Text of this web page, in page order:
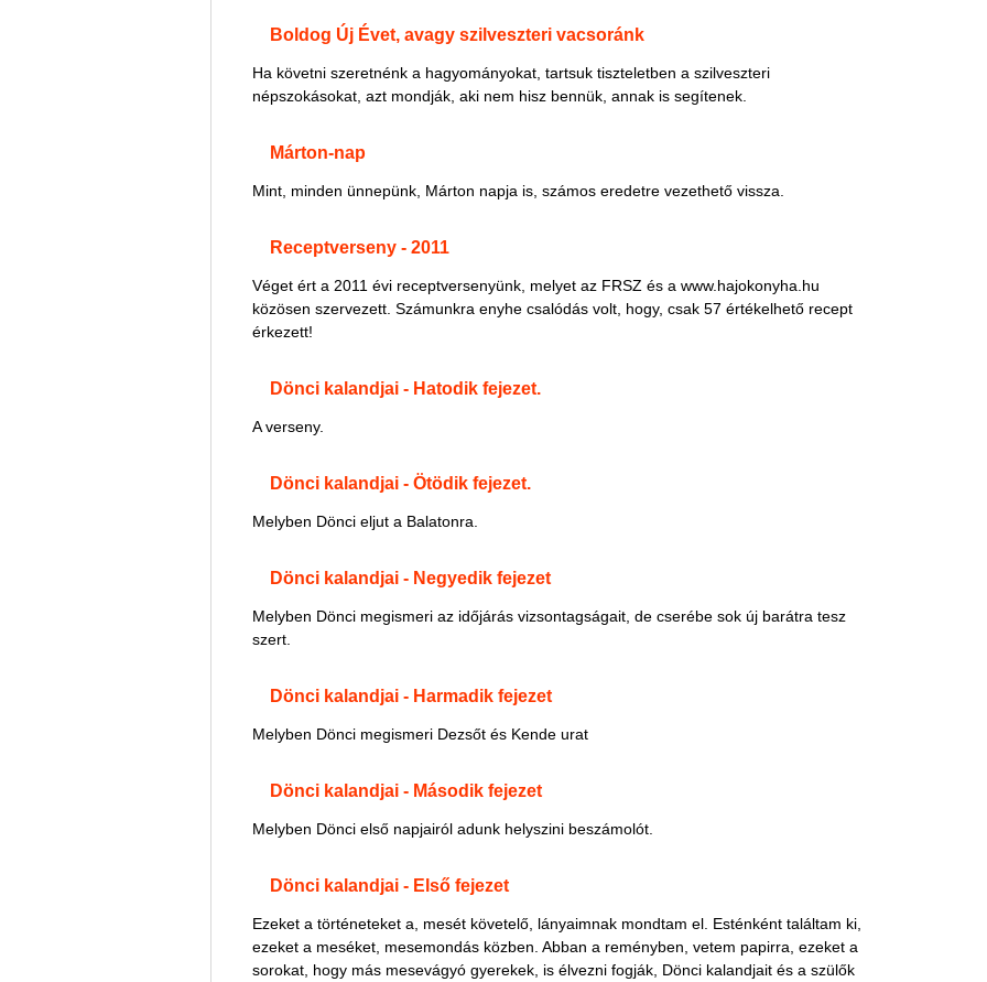
Boldog Új Évet, avagy szilveszteri vacsoránk
Ha követni szeretnénk a hagyományokat, tartsuk tiszteletben a szilveszteri
népszokásokat, azt mondják, aki nem hisz bennük, annak is segítenek.
Márton-nap
Mint, minden ünnepünk, Márton napja is, számos eredetre vezethető vissza.
Receptverseny - 2011
Véget ért a 2011 évi receptversenyünk, melyet az FRSZ és a www.hajokonyha.hu
közösen szervezett. Számunkra enyhe csalódás volt, hogy, csak 57 értékelhető recept
érkezett!
Dönci kalandjai - Hatodik fejezet.
A verseny.
Dönci kalandjai - Ötödik fejezet.
Melyben Dönci eljut a Balatonra.
Dönci kalandjai - Negyedik fejezet
Melyben Dönci megismeri az időjárás vizsontagságait, de cserébe sok új barátra tesz
szert.
Dönci kalandjai - Harmadik fejezet
Melyben Dönci megismeri Dezsőt és Kende urat
Dönci kalandjai - Második fejezet
Melyben Dönci első napjairól adunk helyszini beszámolót.
Dönci kalandjai - Első fejezet
Ezeket a történeteket a, mesét követelő, lányaimnak mondtam el. Esténként találtam ki,
ezeket a meséket, mesemondás közben. Abban a reményben, vetem papirra, ezeket a
sorokat, hogy más mesevágyó gyerekek, is élvezni fogják, Dönci kalandjait és a szülők